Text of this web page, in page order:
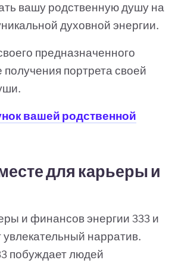
вашу родственную душу на
духовной энергии.
предназначенного
получения портрета своей
вашей родственной
для карьеры и
и финансов энергии 333 и
увлекательный нарратив.
побуждает людей